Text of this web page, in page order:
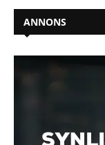
ANNONS